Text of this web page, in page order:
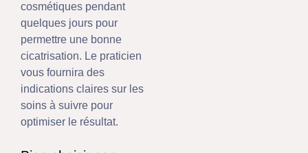
cosmétiques pendant
quelques jours pour
permettre une bonne
cicatrisation. Le praticien
vous fournira des
indications claires sur les
soins à suivre pour
optimiser le résultat.